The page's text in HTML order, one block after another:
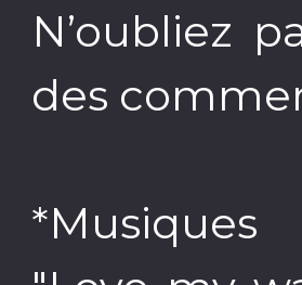
N’oubliez
des
*Musiques